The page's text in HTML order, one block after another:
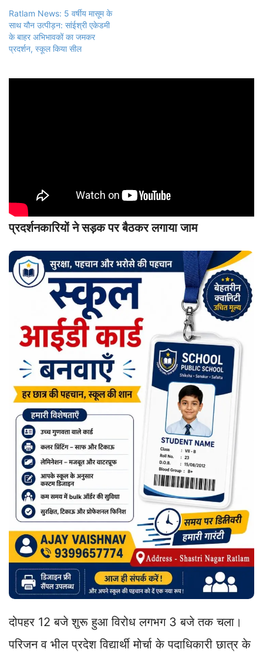
Ratlam News: 5 वर्षीय मासूम के
साथ यौन उत्पीड़न: सांईश्री एकेडमी
के बाहर अभिभावकों का जमकर
प्रदर्शन, स्कूल किया सील
प्रदर्शनकारियों ने सड़क पर बैठकर लगाया जाम
दोपहर 12 बजे शुरू हुआ विरोध लगभग 3 बजे तक चला।
परिजन व भील प्रदेश विद्यार्थी मोर्चा के पदाधिकारी छात्र के